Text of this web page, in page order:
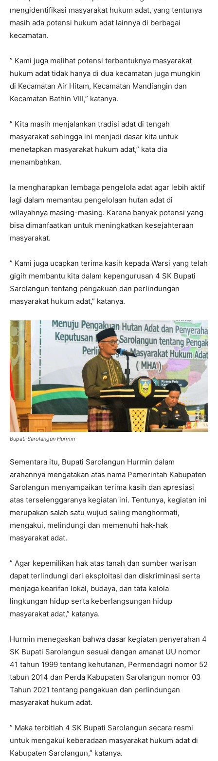
mengidentifikasi masyarakat hukum adat, yang tentunya
masih ada potensi hukum adat lainnya di berbagai
kecamatan.
” Kami juga melihat potensi terbentuknya masyarakat
hukum adat tidak hanya di dua kecamatan juga mungkin
di Kecamatan Air Hitam, Kecamatan Mandiangin dan
Kecamatan Bathin VIII,” katanya.
” Kita masih menjalankan tradisi adat di tengah
masyarakat sehingga ini menjadi dasar kita untuk
menetapkan masyarakat hukum adat,” kata dia
menambahkan.
Ia mengharapkan lembaga pengelola adat agar lebih aktif
lagi dalam memantau pengelolaan hutan adat di
wilayahnya masing-masing. Karena banyak potensi yang
bisa dimanfaatkan untuk meningkatkan kesejahteraan
masyarakat.
” Kami juga ucapkan terima kasih kepada Warsi yang telah
gigih membantu kita dalam kepengurusan 4 SK Bupati
Sarolangun tentang pengakuan dan perlindungan
masyarakat hukum adat,” katanya.
Bupati Sarolangun Hurmin
Sementara itu, Bupati Sarolangun Hurmin dalam
arahannya mengatakan atas nama Pemerintah Kabupaten
Sarolangun menyampaikan terima kasih dan apresiasi
atas terselenggaranya kegiatan ini. Tentunya, kegiatan ini
merupakan salah satu wujud saling menghormati,
mengakui, melindungi dan memenuhi hak-hak
masyarakat adat.
” Agar kepemilikan hak atas tanah dan sumber warisan
dapat terlindungi dari eksploitasi dan diskriminasi serta
menjaga kearifan lokal, budaya, dan tata kelola
lingkungan hidup serta keberlangsungan hidup
masyarakat adat,” katanya.
Hurmin menegaskan bahwa dasar kegiatan penyerahan 4
SK Bupati Sarolangun sesuai dengan amanat UU nomor
41 tahun 1999 tentang kehutanan, Permendagri nomor 52
tabun 2014 dan Perda Kabupaten Sarolangun nomor 03
Tahun 2021 tentang pengakuan dan perlindungan
masyarakat hukum adat.
” Maka terbitlah 4 SK Bupati Sarolangun secara resmi
untuk mengakui keberadaan masyarakat hukum adat di
Kabupaten Sarolangun,” katanya.